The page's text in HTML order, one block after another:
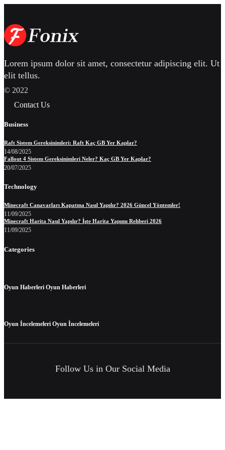
Lorem ipsum dolor sit amet, consectetur adipiscing elit. Ut
elit tellus.
© 2022
Contact Us
Business
Raft Sistem Gereksinimleri: Raft Kaç GB Yer Kaplar?
14/08/2025
Fallout 4 Sistem Gereksinimleri Neler? Kaç GB Yer Kaplar?
20/07/2025
Technology
Minecraft Canavarları Kapatma Nasıl Yapılır? 2026 Güncel Yöntemler!
11/09/2025
Minecraft Harita Nasıl Yapılır? İşte Harita Yapımı Rehberi 2026
11/09/2025
Categories
Oyun Haberleri Oyun Haberleri
Oyun İncelemeleri Oyun İncelemeleri
Follow Us in Our Social Media